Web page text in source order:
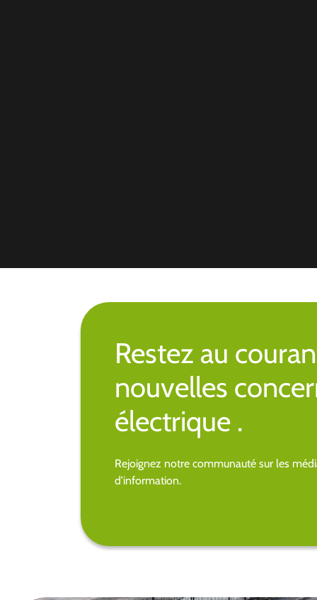
Restez au
nouvelles
électrique .
Rejoignez notre communauté sur les
d'information.